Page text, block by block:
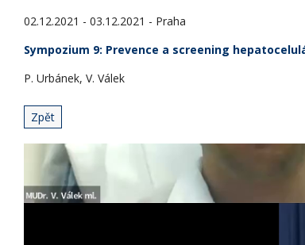
02.12.2021 - 03.12.2021 - Praha
Sympozium 9: Prevence a screening
P. Urbánek, V. Válek
Zpět